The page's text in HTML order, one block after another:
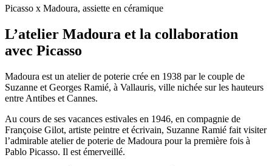
Picasso x Madoura, assiette en céramique
L’atelier Madoura et la collaboration
avec Picasso
Madoura est un atelier de poterie crée en 1938 par le couple de
Suzanne et Georges Ramié, à Vallauris, ville nichée sur les hauteurs
entre Antibes et Cannes.
Au cours de ses vacances estivales en 1946, en compagnie de
Françoise Gilot, artiste peintre et écrivain, Suzanne Ramié fait visiter
l’admirable atelier de poterie de Madoura pour la première fois à
Pablo Picasso. Il est émerveillé.